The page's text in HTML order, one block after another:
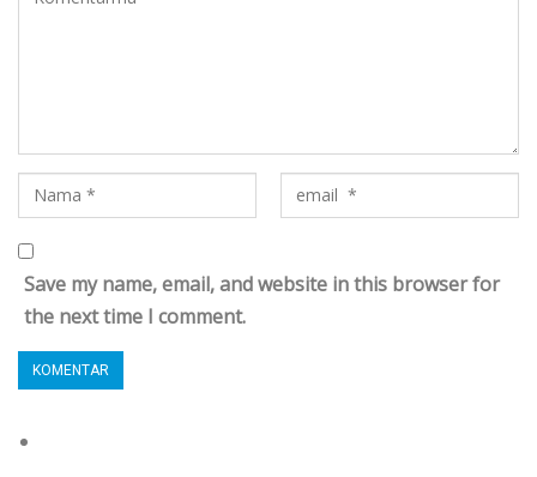
Save my name, email, and website in this browser for
the next time I comment.